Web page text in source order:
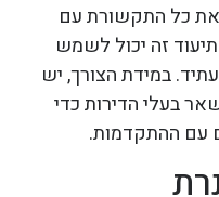
כל התקשורת עם
זה יכול לשמש
במידת הצורך, יש
בעלי הדירות כדי
עם ההתקדמות.